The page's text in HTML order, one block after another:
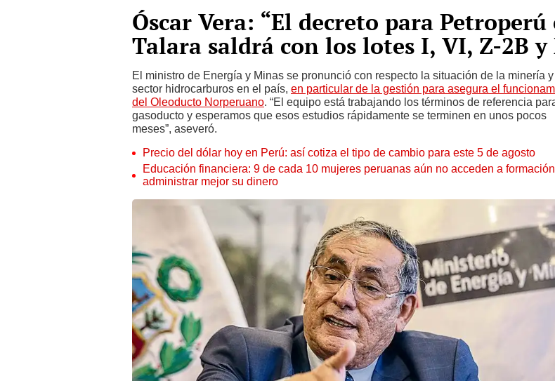
Óscar Vera: “El decreto para Petroperú
Talara saldrá con los lotes I, VI, Z-2B y
El ministro de Energía y Minas se pronunció con respecto la situación de la minería
sector hidrocarburos en el país, en particular de la gestión para asegura el
del Oleoducto Norperuano. “El equipo está trabajando los términos de referencia
gasoducto y esperamos que esos estudios rápidamente se terminen en unos pocos
meses”, aseveró.
Precio del dólar hoy en Perú: así cotiza el tipo de cambio para este 5 de agosto
Educación financiera: 9 de cada 10 mujeres peruanas aún no acceden a
administrar mejor su dinero